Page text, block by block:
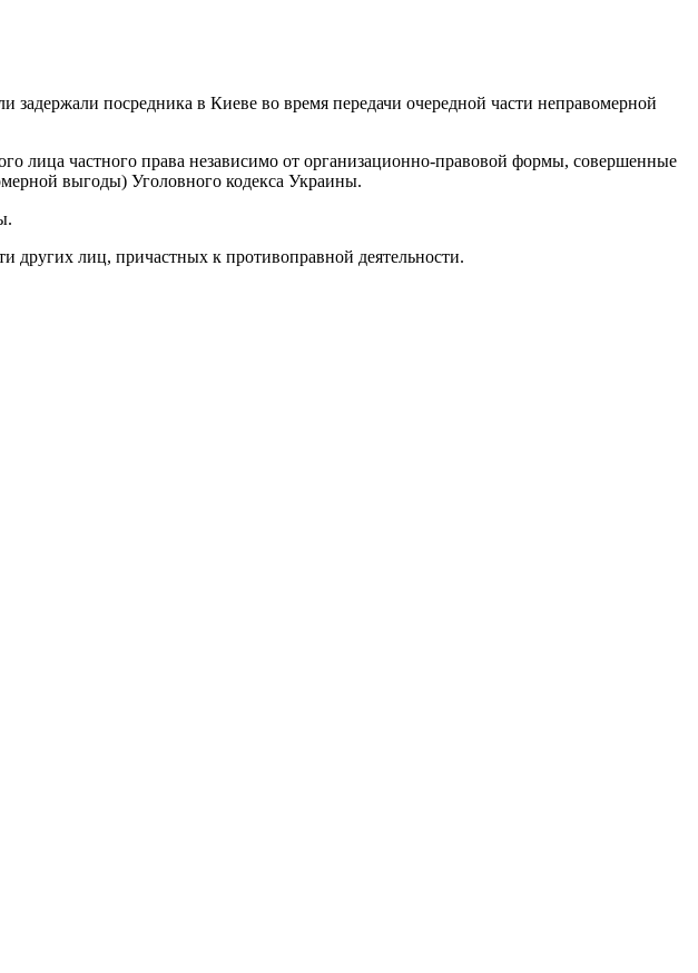
посредника в Киеве во время передачи очередной части неправомерной
лица частного права независимо от организационно-правовой формы, совершенные
выгоды) Уголовного кодекса Украины.
других лиц, причастных к противоправной деятельности.